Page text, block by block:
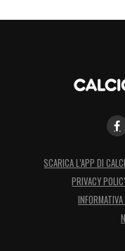
SCARICA L’APP DI
PRIVACY